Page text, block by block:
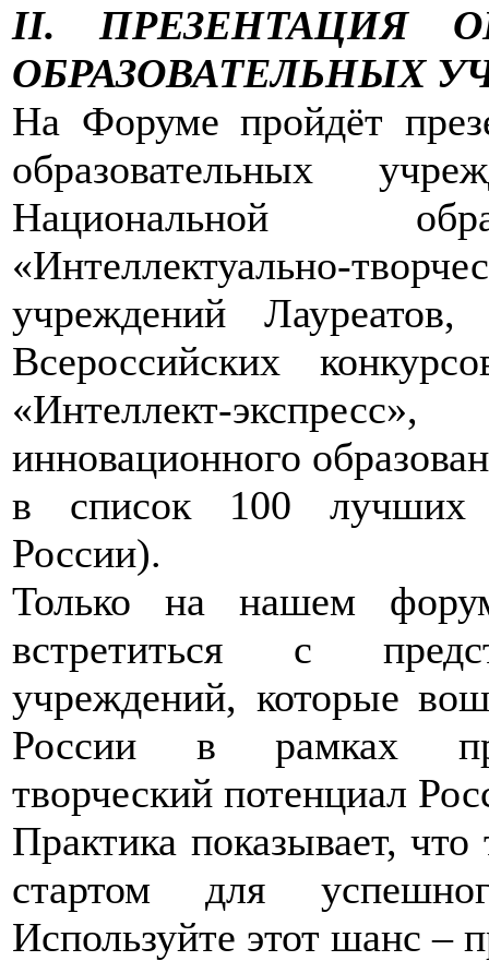
II. ПРЕЗЕНТАЦИЯ
ОБРАЗОВАТЕЛЬНЫХ
На Форуме пройдёт
образовательных
Национальной
«Интеллектуально-
учреждений
Всероссийских
«Интеллект-
инновационного
в список 100 лучших
России).
Только на нашем
встретиться с
учреждений, которые
России в рамках
творческий потенциал
Практика показывает, что
стартом для
Используйте этот шанс –